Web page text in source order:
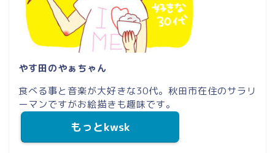
やす田のやぁちゃん
食べる事と音楽が大好きな30代。秋田市在住のサラリ
ーマンですがお絵描きも趣味です。
もっとkwsk